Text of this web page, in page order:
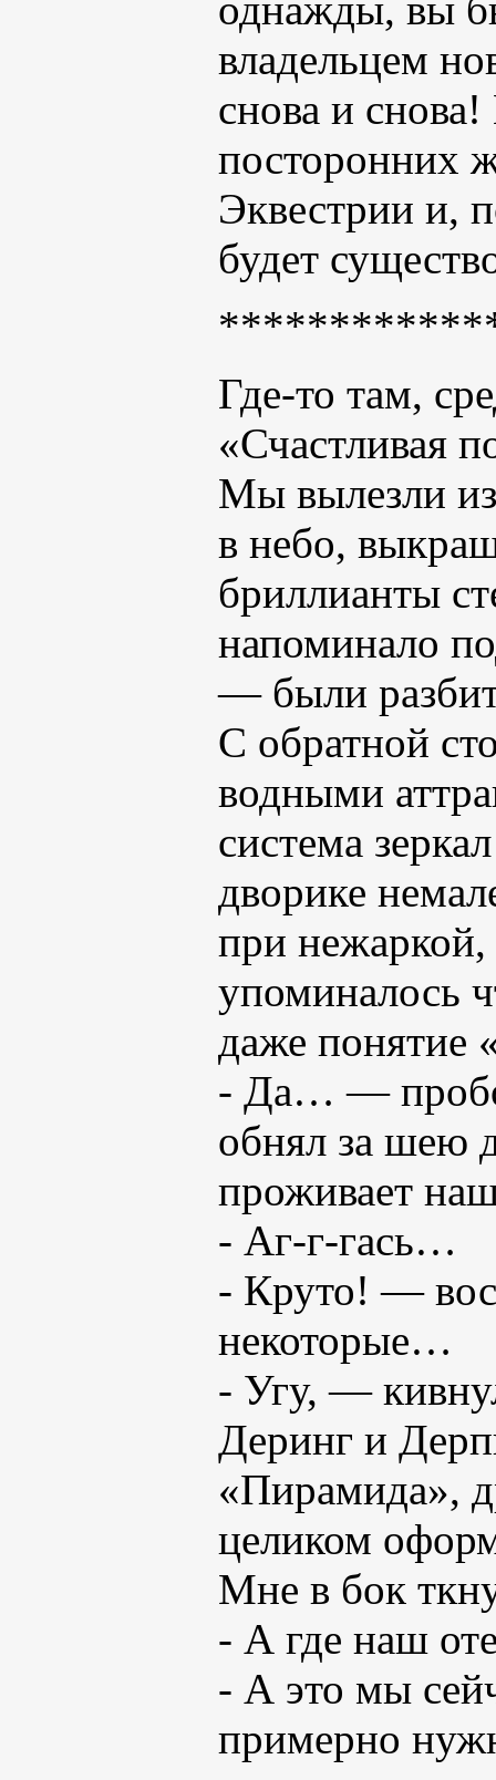
владельцем
снова и
посторонних
Эквестрии и,
будет
Где-то там,
«Счастливая
Мы вылезли из
в небо,
бриллианты
напоминало
— были
С обратной
водными
система
дворике
при
упоминалось
даже понятие
- Да… —
обнял за шею
проживает
- Аг-г-гась…
- Круто! —
некоторые…
- Угу, —
Деринг и
«Пирамида»,
целиком
Мне в бок
- А где наш
- А это мы
примерно